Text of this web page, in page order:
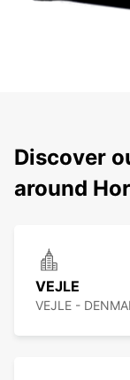
Discover
around
VEJLE
VEJLE -